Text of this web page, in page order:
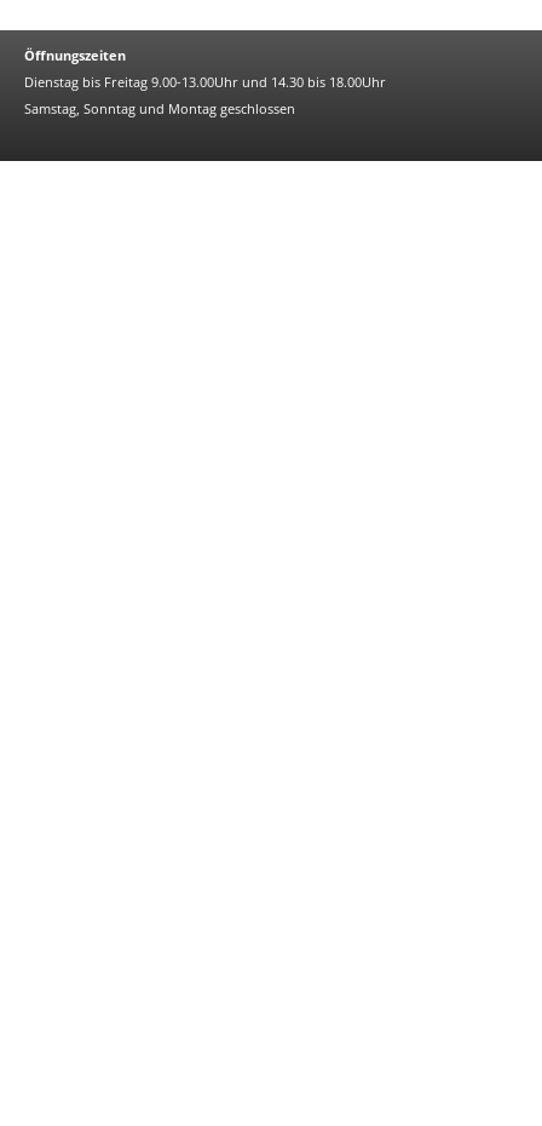
Öffnungszeiten
Dienstag bis Freitag 9.00-13.00Uhr und 14.30 bis 18.00Uhr
Samstag, Sonntag und Montag geschlossen